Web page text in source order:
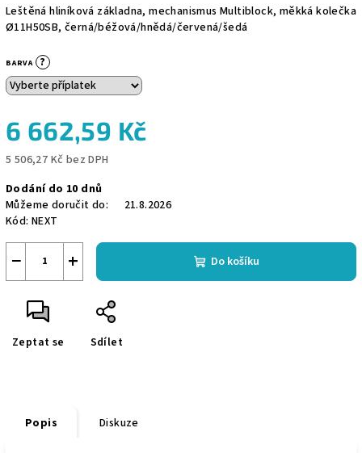
Leštěná hliníková základna, mechanismus Multiblock, měkká kolečka
Ø11H50SB, černá/béžová/hnědá/červená/šedá
BARVA ?
6 662,59 Kč
5 506,27 Kč bez DPH
cena:
Dodání do 10 dnů
Můžeme doručit do:
21.8.2026
Kód: NEXT
+
− Do košíku
Zeptat se Sdílet
Popis Diskuze